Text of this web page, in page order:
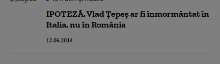
IPOTEZĂ. Vlad Țepeș ar fi înmormântat în
Italia, nu în România
12.06.2014